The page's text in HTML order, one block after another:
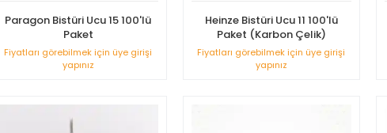
Paragon Bistüri Ucu 15 100'lü
Paket
Fiyatları görebilmek için üye girişi
yapınız
Heinze Bistüri Ucu 11 100'lü
Paket (Karbon Çelik)
Fiyatları görebilmek için üye girişi
yapınız